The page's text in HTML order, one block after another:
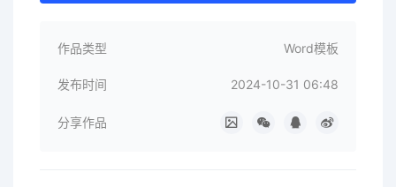
作品类型 Word模板
发布时间 2024-10-31 06:48
分享作品